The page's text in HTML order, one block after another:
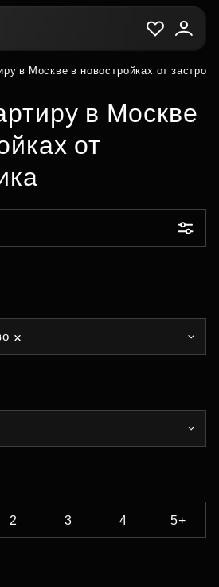
в Москве в новостройках от
в Москве
от
2 3 4 5+